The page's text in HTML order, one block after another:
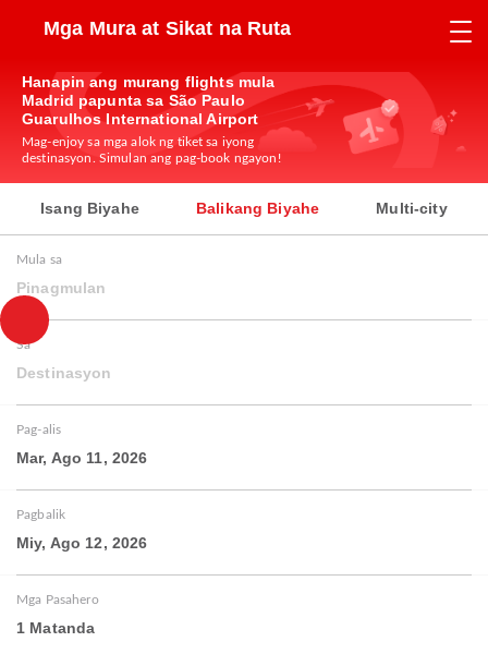
Mga Mura at Sikat na Ruta
Hanapin ang murang flights mula
Madrid papunta sa São Paulo
Guarulhos International Airport
Mag-enjoy sa mga alok ng tiket sa iyong
destinasyon. Simulan ang pag-book ngayon!
Isang Biyahe Balikang Biyahe Multi-city
Mula sa
Pinagmulan
Sa
Destinasyon
Pag-alis
Mar, Ago 11, 2026
Pagbalik
Miy, Ago 12, 2026
Mga Pasahero
1 Matanda